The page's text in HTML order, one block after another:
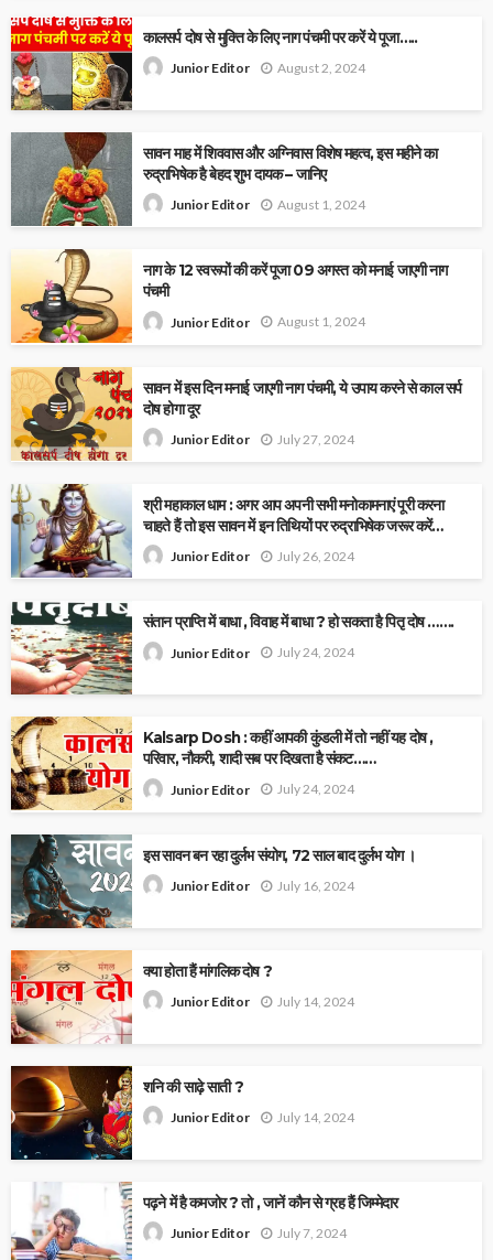
कालसर्प दोष से मुक्ति के लिए नाग पंचमी पर करें ये पूजा…..
Junior Editor August 2, 2024
सावन माह में शिववास और अग्निवास विशेष महत्व, इस महीने का
रुद्राभिषेक है बेहद शुभ दायक – जानिए
Junior Editor August 1, 2024
नाग के 12 स्वरूपों की करें पूजा 09 अगस्त को मनाई जाएगी नाग
पंचमी
Junior Editor August 1, 2024
सावन में इस दिन मनाई जाएगी नाग पंचमी, ये उपाय करने से काल सर्प
दोष होगा दूर
Junior Editor July 27, 2024
श्री महाकाल धाम : अगर आप अपनी सभी मनोकामनाएं पूरी करना
चाहते हैं तो इस सावन में इन तिथियों पर रुद्राभिषेक जरूर करें…
Junior Editor July 26, 2024
संतान प्राप्ति में बाधा , विवाह में बाधा ? हो सकता है पितृ दोष …….
Junior Editor July 24, 2024
Kalsarp Dosh : कहीं आपकी कुंडली में तो नहीं यह दोष ,
पर‍िवार, नौकरी, शादी सब पर द‍िखता है संकट……
Junior Editor July 24, 2024
इस सावन बन रहा दुर्लभ संयोग, 72 साल बाद दुर्लभ योग ।
Junior Editor July 16, 2024
क्या होता हैं मांगलिक दोष ?
Junior Editor July 14, 2024
शनि की साढ़े साती ?
Junior Editor July 14, 2024
पढ़ने में है कमजोर ? तो , जानें कौन से ग्रह हैं जिम्मेदार
Junior Editor July 7, 2024